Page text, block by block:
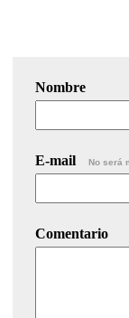
Nombre
E-mail No será
Comentario